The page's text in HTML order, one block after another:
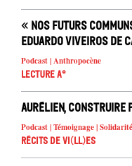
« Nos futurs
Eduardo Viveiros de
Podcast | Anthropocène
Lecture A°
Aurélien, construire
Podcast | Témoignage | Solidarité
Récits de Vi(ll)es